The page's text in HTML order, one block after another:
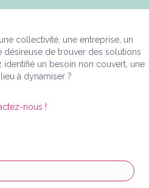
collectivité, une entreprise, un
de trouver des solutions
identifié un besoin non couvert, une
à dynamiser ?
nous !